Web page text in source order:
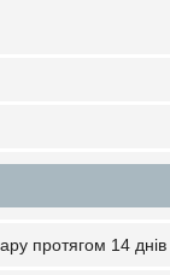
протягом 14 днів